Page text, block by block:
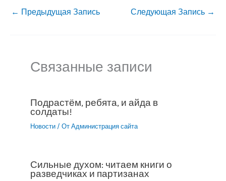
← Предыдущая Запись Следующая Запись →
Связанные записи
Подрастём, ребята, и айда в
солдаты!
Новости / От Администрация сайта
Сильные духом: читаем книги о
разведчиках и партизанах